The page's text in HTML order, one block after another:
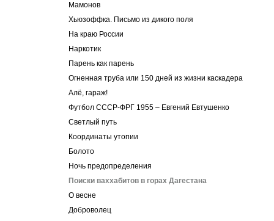
Мамонов
Хьюзоффка. Письмо из дикого поля
На краю России
Наркотик
Парень как парень
Огненная труба или 150 дней из жизни каскадера
Алё, гараж!
Футбол СССР-ФРГ 1955 – Евгений Евтушенко
Светлый путь
Координаты утопии
Болото
Ночь предопределения
Поиски ваххабитов в горах Дагестана
О весне
Доброволец